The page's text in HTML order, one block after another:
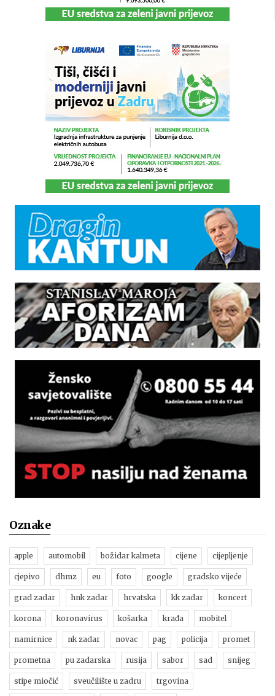
Oznake
apple automobil božidar kalmeta cijene cijepljenje
cjepivo dhmz eu foto google gradsko vijeće
grad zadar hnk zadar hrvatska kk zadar koncert
korona koronavirus košarka krađa mobitel
namirnice nk zadar novac pag policija promet
prometna pu zadarska rusija sabor sad snijeg
stipe miočić sveučilište u zadru trgovina